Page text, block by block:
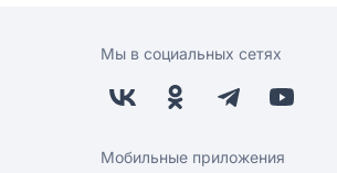
Мы в социальных сетях
Мобильные приложения